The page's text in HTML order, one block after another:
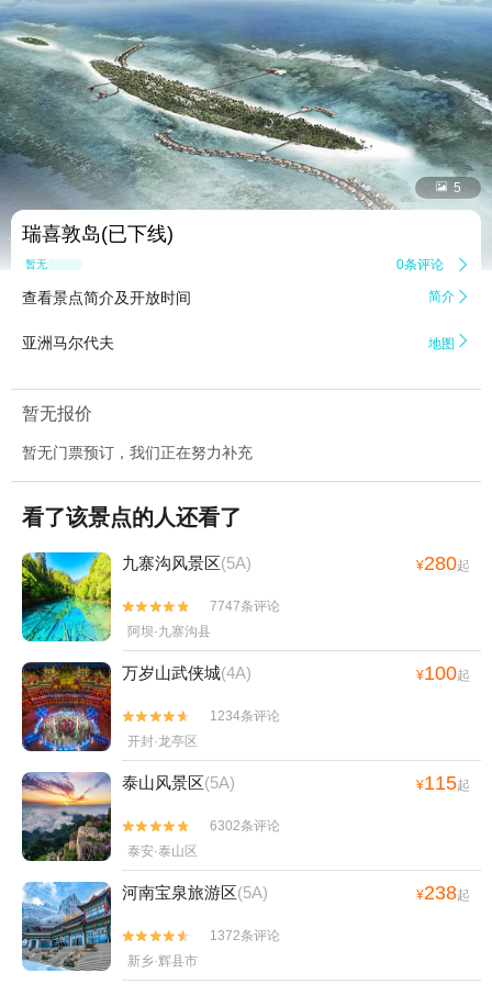
 5
瑞喜敦岛(已下线)
暂无点评 0条评论 
查看景点简介及开放时间 简介 
亚洲马尔代夫 地图 
暂无报价
暂无门票预订，我们正在努力补充
看了该景点的人还看了
九寨沟风景区(5A) ¥280起


7747条评论
阿坝·九寨沟县
万岁山武侠城(4A) ¥100起


1234条评论
开封·龙亭区
泰山风景区(5A) ¥115起


6302条评论
泰安·泰山区
河南宝泉旅游区(5A) ¥238起


1372条评论
新乡·辉县市
